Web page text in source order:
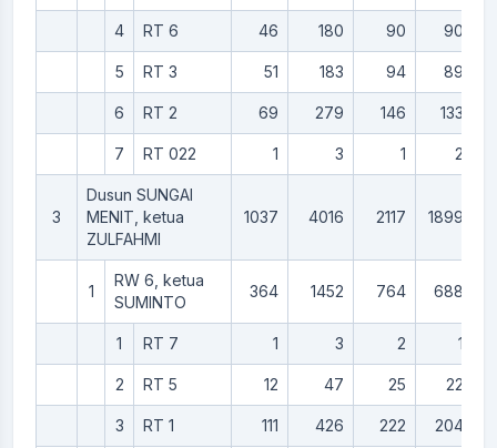
4 RT 6 46 180 90 90
5 RT 3 51 183 94 89
6 RT 2 69 279 146 133
7 RT 022 1 3 1 2
3
Dusun SUNGAI
MENIT, ketua
ZULFAHMI
1037 4016 2117 1899
1
RW 6, ketua
SUMINTO
364 1452 764 688
1 RT 7 1 3 2 1
2 RT 5 12 47 25 22
3 RT 1 111 426 222 204